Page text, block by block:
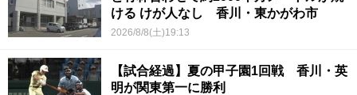
ける けが人なし 香川・東かがわ市
2026/8/8(土)19:13
【試合経過】夏の甲子園1回戦 香川・英
明が関東第一に勝利